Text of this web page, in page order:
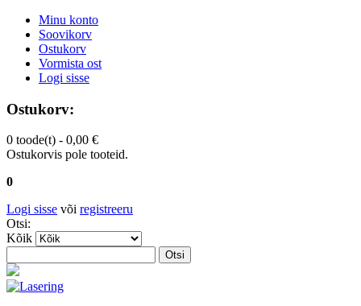
Minu konto
Soovikorv
Ostukorv
Vormista ost
Logi sisse
Ostukorv:
0 toode(t) - 0,00 €
Ostukorvis pole tooteid.
0
Logi sisse või registreeru
Otsi:
Kõik
Otsi